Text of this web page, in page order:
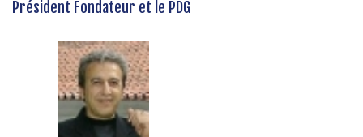
Président Fondateur et le PDG